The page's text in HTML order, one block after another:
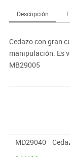
Descripción
Cedazo con gran
manipulación. Es
MB29005
MD29040